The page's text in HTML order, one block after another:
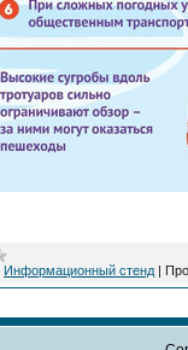
Информационный стенд |